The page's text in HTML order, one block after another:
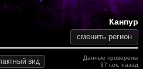
Канпур
сменить регион
вид
Данные проверены
37 сек. назад